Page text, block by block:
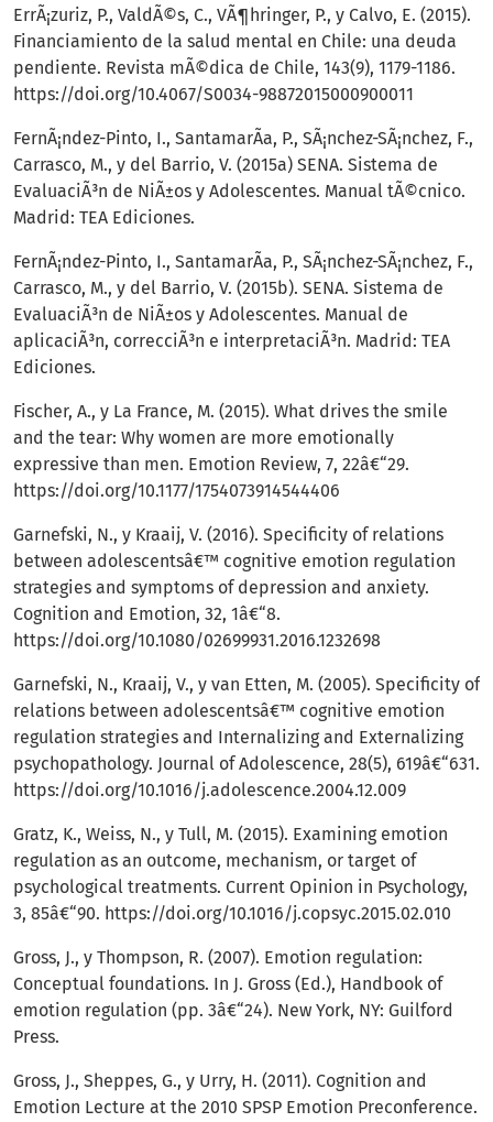
ErrÃ¡zuriz, P., ValdÃ©s, C., VÃ¶hringer, P., y Calvo, E. (2015).
Financiamiento de la salud mental en Chile: una deuda
pendiente. Revista mÃ©dica de Chile, 143(9), 1179-1186.
https://doi.org/10.4067/S0034-98872015000900011
FernÃ¡ndez-Pinto, I., SantamarÃ­a, P., SÃ¡nchez-SÃ¡nchez, F.,
Carrasco, M., y del Barrio, V. (2015a) SENA. Sistema de
EvaluaciÃ³n de NiÃ±os y Adolescentes. Manual tÃ©cnico.
Madrid: TEA Ediciones.
FernÃ¡ndez-Pinto, I., SantamarÃ­a, P., SÃ¡nchez-SÃ¡nchez, F.,
Carrasco, M., y del Barrio, V. (2015b). SENA. Sistema de
EvaluaciÃ³n de NiÃ±os y Adolescentes. Manual de
aplicaciÃ³n, correcciÃ³n e interpretaciÃ³n. Madrid: TEA
Ediciones.
Fischer, A., y La France, M. (2015). What drives the smile
and the tear: Why women are more emotionally
expressive than men. Emotion Review, 7, 22â€“29.
https://doi.org/10.1177/1754073914544406
Garnefski, N., y Kraaij, V. (2016). Specificity of relations
between adolescentsâ€™ cognitive emotion regulation
strategies and symptoms of depression and anxiety.
Cognition and Emotion, 32, 1â€“8.
https://doi.org/10.1080/02699931.2016.1232698
Garnefski, N., Kraaij, V., y van Etten, M. (2005). Specificity of
relations between adolescentsâ€™ cognitive emotion
regulation strategies and Internalizing and Externalizing
psychopathology. Journal of Adolescence, 28(5), 619â€“631.
https://doi.org/10.1016/j.adolescence.2004.12.009
Gratz, K., Weiss, N., y Tull, M. (2015). Examining emotion
regulation as an outcome, mechanism, or target of
psychological treatments. Current Opinion in Psychology,
3, 85â€“90. https://doi.org/10.1016/j.copsyc.2015.02.010
Gross, J., y Thompson, R. (2007). Emotion regulation:
Conceptual foundations. In J. Gross (Ed.), Handbook of
emotion regulation (pp. 3â€“24). New York, NY: Guilford
Press.
Gross, J., Sheppes, G., y Urry, H. (2011). Cognition and
Emotion Lecture at the 2010 SPSP Emotion Preconference.